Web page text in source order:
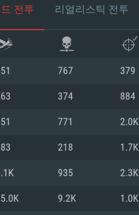
전투 리얼리스틱 전투
767 379
374 884
771 2.0K
218 1.7K
935 2.3K
9.2K 1.0K